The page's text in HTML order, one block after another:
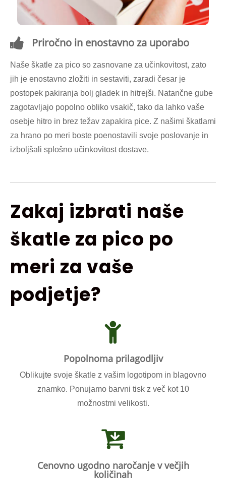
Priročno in enostavno za uporabo
Naše škatle za pico so zasnovane za učinkovitost, zato
jih je enostavno zložiti in sestaviti, zaradi česar je
postopek pakiranja bolj gladek in hitrejši. Natančne gube
zagotavljajo popolno obliko vsakič, tako da lahko vaše
osebje hitro in brez težav zapakira pice. Z našimi škatlami
za hrano po meri boste poenostavili svoje poslovanje in
izboljšali splošno učinkovitost dostave.
Zakaj izbrati naše
škatle za pico po
meri za vaše
podjetje?
Popolnoma prilagodljiv
Oblikujte svoje škatle z vašim logotipom in blagovno
znamko. Ponujamo barvni tisk z več kot 10
možnostmi velikosti.
Cenovno ugodno naročanje v večjih
količinah